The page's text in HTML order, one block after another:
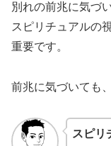
別れの前兆に気づ
スピリチュアルの
重要です。
前兆に気づいても
スピリ